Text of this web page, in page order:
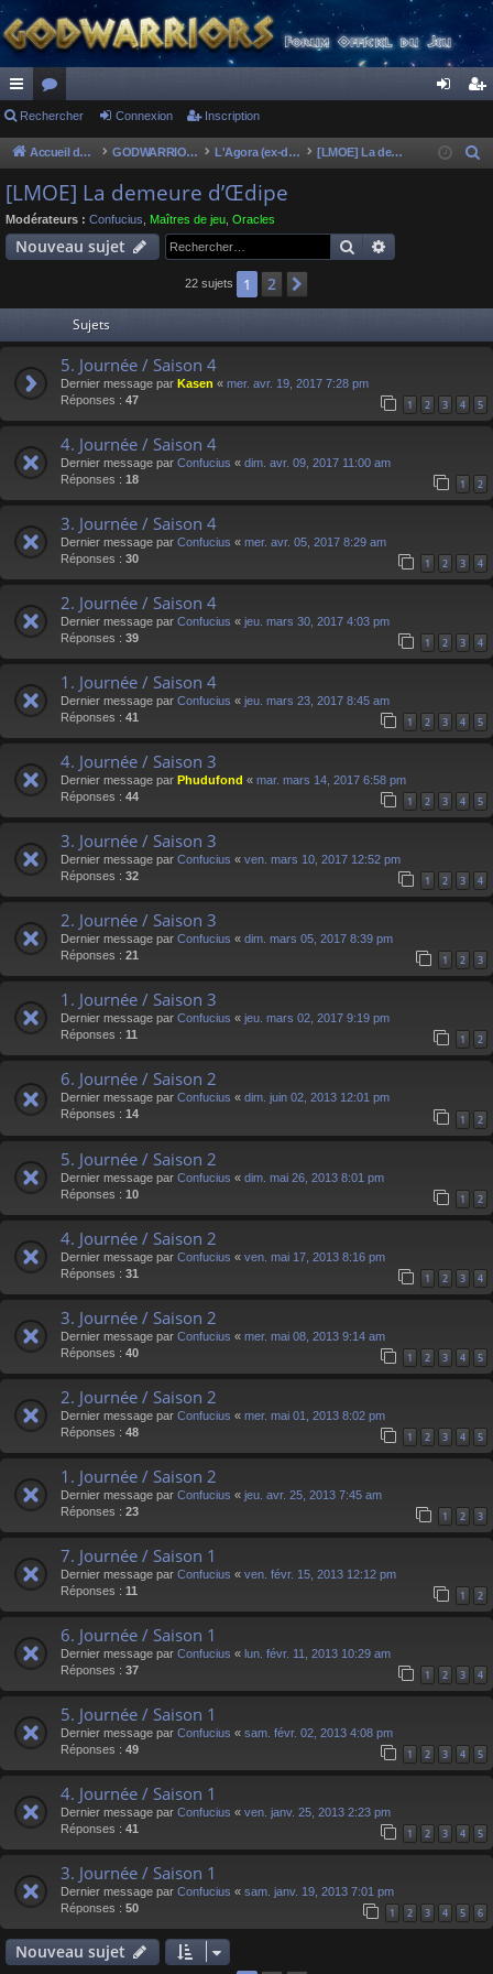
ac
co
ur
ci
or
u
m
s
ne cri
Rechercher Connexion Inscription
Accueil du forum GODWARRIORS - LE JEU L'Agora (ex-discussions of the dead) [LMOE] La demeure d’Œdipe
e
[LMOE] La demeure d’Œdipe
Modérateurs : Confucius Maîtres de jeu Oracles
Nouveau sujet Rechercher
22 sujets 1 2
Sujets
5. Journée / Saison 4
Dernier message par Kasen « mer. avr. 19, 2017 7:28 pm
Réponses : 47 1 2 3 4 5
4. Journée / Saison 4
Dernier message par Confucius « dim. avr. 09, 2017 11:00 am
Réponses : 18 1 2
3. Journée / Saison 4
Dernier message par Confucius « mer. avr. 05, 2017 8:29 am
Réponses : 30 1 2 3 4
2. Journée / Saison 4
Dernier message par Confucius « jeu. mars 30, 2017 4:03 pm
Réponses : 39 1 2 3 4
1. Journée / Saison 4
Dernier message par Confucius « jeu. mars 23, 2017 8:45 am
Réponses : 41 1 2 3 4 5
4. Journée / Saison 3
Dernier message par Phudufond « mar. mars 14, 2017 6:58 pm
Réponses : 44 1 2 3 4 5
3. Journée / Saison 3
Dernier message par Confucius « ven. mars 10, 2017 12:52 pm
Réponses : 32 1 2 3 4
2. Journée / Saison 3
Dernier message par Confucius « dim. mars 05, 2017 8:39 pm
Réponses : 21 1 2 3
1. Journée / Saison 3
Dernier message par Confucius « jeu. mars 02, 2017 9:19 pm
Réponses : 11 1 2
6. Journée / Saison 2
Dernier message par Confucius « dim. juin 02, 2013 12:01 pm
Réponses : 14 1 2
5. Journée / Saison 2
Dernier message par Confucius « dim. mai 26, 2013 8:01 pm
Réponses : 10 1 2
4. Journée / Saison 2
Dernier message par Confucius « ven. mai 17, 2013 8:16 pm
Réponses : 31 1 2 3 4
3. Journée / Saison 2
Dernier message par Confucius « mer. mai 08, 2013 9:14 am
Réponses : 40 1 2 3 4 5
2. Journée / Saison 2
Dernier message par Confucius « mer. mai 01, 2013 8:02 pm
Réponses : 48 1 2 3 4 5
1. Journée / Saison 2
Dernier message par Confucius « jeu. avr. 25, 2013 7:45 am
Réponses : 23 1 2 3
7. Journée / Saison 1
Dernier message par Confucius « ven. févr. 15, 2013 12:12 pm
Réponses : 11 1 2
6. Journée / Saison 1
Dernier message par Confucius « lun. févr. 11, 2013 10:29 am
Réponses : 37 1 2 3 4
5. Journée / Saison 1
Dernier message par Confucius « sam. févr. 02, 2013 4:08 pm
Réponses : 49 1 2 3 4 5
4. Journée / Saison 1
Dernier message par Confucius « ven. janv. 25, 2013 2:23 pm
Réponses : 41 1 2 3 4 5
3. Journée / Saison 1
Dernier message par Confucius « sam. janv. 19, 2013 7:01 pm
Réponses : 50 1 2 3 4 5 6
Nouveau sujet